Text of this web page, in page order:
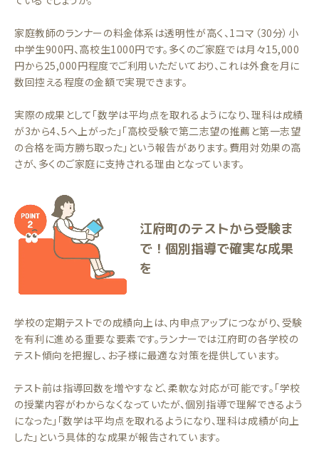
家庭教師のランナーの料金体系は透明性が高く、1コマ（30分）小
中学生900円、高校生1000円です。多くのご家庭では月々15,000
円から25,000円程度でご利用いただいており、これは外食を月に
数回控える程度の金額で実現できます。
実際の成果として「数学は平均点を取れるようになり、理科は成績
が3から4、5へ上がった」「高校受験で第二志望の推薦と第一志望
の合格を両方勝ち取った」という報告があります。費用対効果の高
さが、多くのご家庭に支持される理由となっています。
江府町のテストから受験ま
で！個別指導で確実な成果
を
学校の定期テストでの成績向上は、内申点アップにつながり、受験
を有利に進める重要な要素です。ランナーでは江府町の各学校の
テスト傾向を把握し、お子様に最適な対策を提供しています。
テスト前は指導回数を増やすなど、柔軟な対応が可能です。「学校
の授業内容がわからなくなっていたが、個別指導で理解できるよう
になった」「数学は平均点を取れるようになり、理科は成績が向上
した」という具体的な成果が報告されています。